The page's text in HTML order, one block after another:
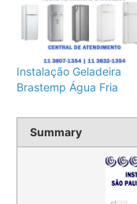
Instalação Geladeira
Brastemp Água Fria
Summary